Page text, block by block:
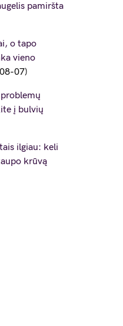
pamiršta
o tapo
vieno
07
į bulvių
ilgiau: keli
krūvą